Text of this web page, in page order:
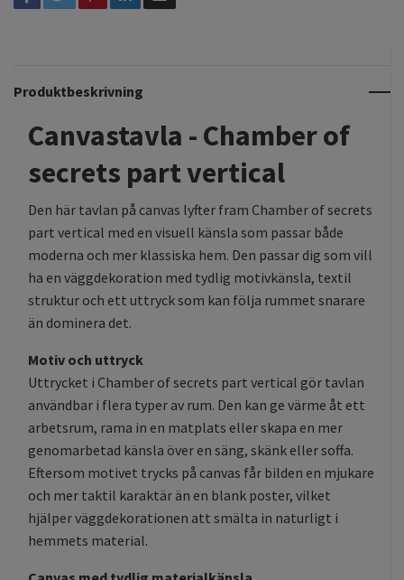
Produktbeskrivning
Canvastavla - Chamber of
secrets part vertical
Den här tavlan på canvas lyfter fram Chamber of secrets
part vertical med en visuell känsla som passar både
moderna och mer klassiska hem. Den passar dig som vill
ha en väggdekoration med tydlig motivkänsla, textil
struktur och ett uttryck som kan följa rummet snarare
än dominera det.
Motiv och uttryck
Uttrycket i Chamber of secrets part vertical gör tavlan
användbar i flera typer av rum. Den kan ge värme åt ett
arbetsrum, rama in en matplats eller skapa en mer
genomarbetad känsla över en säng, skänk eller soffa.
Eftersom motivet trycks på canvas får bilden en mjukare
och mer taktil karaktär än en blank poster, vilket
hjälper väggdekorationen att smälta in naturligt i
hemmets material.